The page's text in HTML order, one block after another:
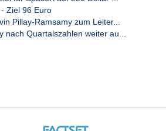
Ziel 96 Euro
Pillay-Ramsamy zum Leiter...
nach Quartalszahlen weiter au...